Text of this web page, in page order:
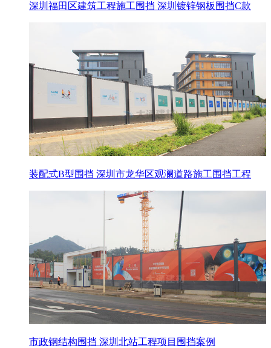
深圳福田区建筑工程施工围挡 深圳镀锌钢板围挡C款
装配式B型围挡 深圳市龙华区观澜道路施工围挡工程
市政钢结构围挡 深圳北站工程项目围挡案例